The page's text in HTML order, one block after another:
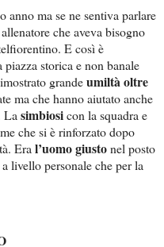
anno ma se ne sentiva parlare
che aveva bisogno
E così è
storica e non banale
grandeumiltà oltre
ma che hanno aiutato anche
Lasimbiosicon la squadra e
che si è rinforzato dopo
Eral’uomo giustonel posto
livello personale che per la